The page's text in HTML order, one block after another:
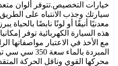
خيارات التخصيص.تتوفر ألوان
سيارتك وجذب الانتباه على
معدنيًا أنيقًا أو لونًا نابضًا
هذه السيارة الكهربائية توفر
مع الأخذ في الاعتبار مواصفاتها
المبردة
محركها القوي وناقل الحركة